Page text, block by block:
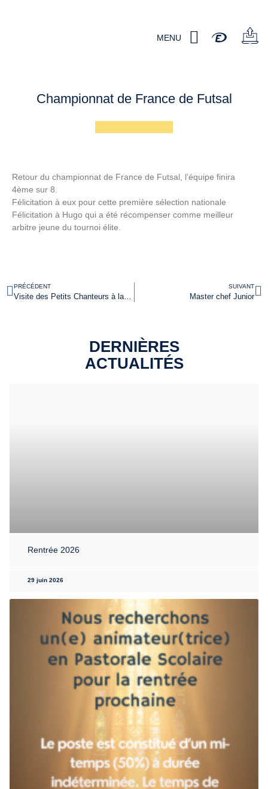
MENU
Championnat de France de Futsal
Retour du championnat de France de Futsal, l’équipe finira
4ème sur 8.
Félicitation à eux pour cette première sélection nationale
Félicitation à Hugo qui a été récompenser comme meilleur
arbitre jeune du tournoi élite.
PRÉCÉDENT SUIVANT
Master chef Junior
DERNIÈRES
ACTUALITÉS
Rentrée 2026
29 juin 2026